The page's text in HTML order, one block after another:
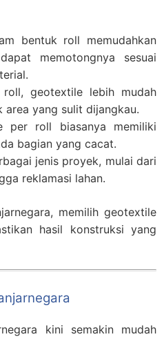
bentuk roll memudahkan
memotongnya sesuai
geotextile lebih mudah
yang sulit dijangkau.
per roll biasanya memiliki
bagian yang cacat.
jenis proyek, mulai dari
reklamasi lahan.
memilih geotextile
hasil konstruksi yang
kini semakin mudah